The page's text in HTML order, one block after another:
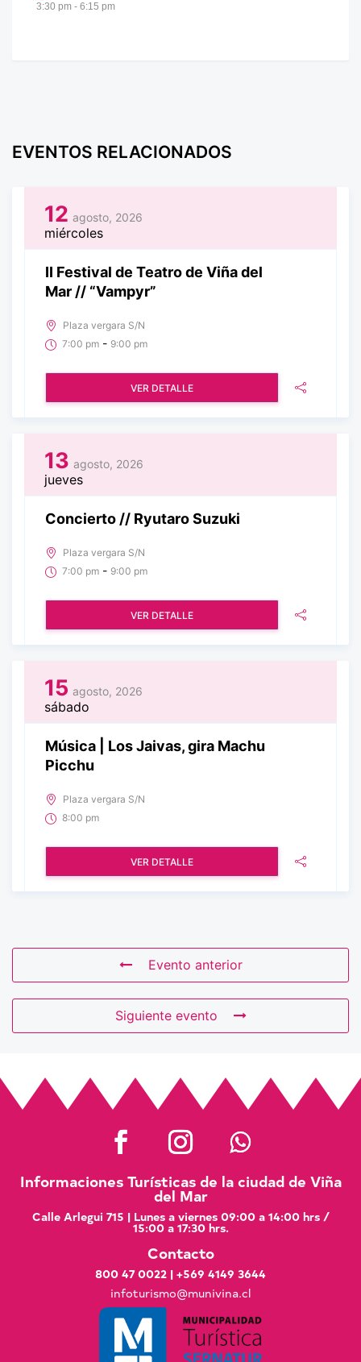
3:30 pm - 6:15 pm
EVENTOS RELACIONADOS
12 agosto, 2026
miércoles
II Festival de Teatro de Viña del
Mar // “Vampyr”
Plaza vergara S/N
7:00 pm - 9:00 pm
VER DETALLE
13 agosto, 2026
jueves
Concierto // Ryutaro Suzuki
Plaza vergara S/N
7:00 pm - 9:00 pm
VER DETALLE
15 agosto, 2026
sábado
Música | Los Jaivas, gira Machu
Picchu
Plaza vergara S/N
8:00 pm
VER DETALLE
Evento anterior
Siguiente evento
Informaciones Turísticas de la ciudad de Viña
del Mar
Calle Arlegui 715 | Lunes a viernes 09:00 a 14:00 hrs /
15:00 a 17:30 hrs.
Contacto
800 47 0022 | +569 4149 3644
infoturismo@munivina.cl